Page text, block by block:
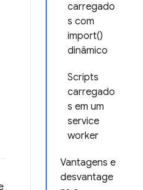
carregado
s com
import()
dinâmico
Scripts
carregado
s em um
service
worker
Vantagens e
desvantage